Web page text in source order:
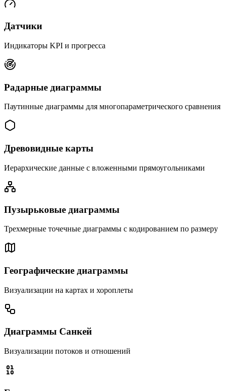
Датчики
Индикаторы KPI и прогресса
Радарные диаграммы
Паутинные диаграммы для многопараметрического сравнения
Древовидные карты
Иерархические данные с вложенными прямоугольниками
Пузырьковые диаграммы
Трехмерные точечные диаграммы с кодированием по размеру
Географические диаграммы
Визуализации на картах и хороплеты
Диаграммы Санкей
Визуализации потоков и отношений